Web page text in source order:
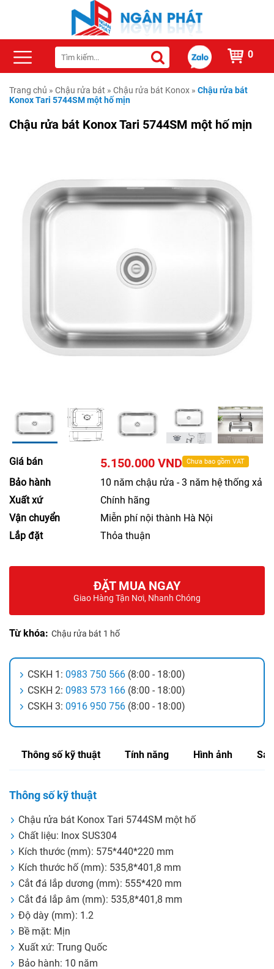
0
Trang chủ » Chậu rửa bát » Chậu rửa bát Konox » Chậu rửa bát
Konox Tari 5744SM một hố mịn
Chậu rửa bát Konox Tari 5744SM một hố mịn
Giá bán 5.150.000 VND Chưa bao gồm VAT
Bảo hành
10 năm chậu rửa - 3 năm hệ thống xả
Xuất xứ
Chính hãng
Vận chuyển
Miễn phí nội thành Hà Nội
Lắp đặt
Thỏa thuận
ĐẶT MUA NGAY
Giao Hàng Tận Nơi, Nhanh Chóng
Từ khóa: Chậu rửa bát 1 hố
CSKH 1: 0983 750 566 (8:00 - 18:00)
CSKH 2: 0983 573 166 (8:00 - 18:00)
CSKH 3: 0916 950 756 (8:00 - 18:00)
Thông số kỹ thuật Tính năng Hình ảnh
Thông số kỹ thuật
Chậu rửa bát Konox Tari 5744SM một hố
Chất liệu: Inox SUS304
Kích thước (mm): 575*440*220 mm
Kích thước hố (mm): 535,8*401,8 mm
Cắt đá lắp dương (mm): 555*420 mm
Cắt đá lắp âm (mm): 535,8*401,8 mm
Độ dày (mm): 1.2
Bề mặt: Mịn
Xuất xứ: Trung Quốc
Bảo hành: 10 năm